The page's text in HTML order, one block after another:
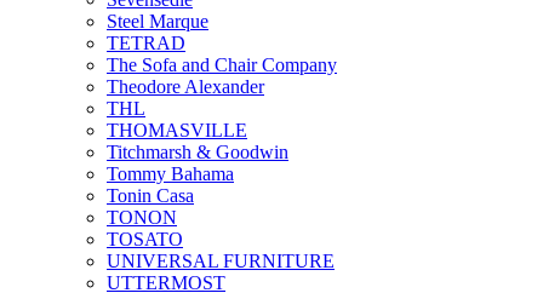
Steel Marque
TETRAD
The Sofa and Chair Company
Theodore Alexander
THL
THOMASVILLE
Titchmarsh & Goodwin
Tommy Bahama
Tonin Casa
TONON
TOSATO
UNIVERSAL FURNITURE
UTTERMOST